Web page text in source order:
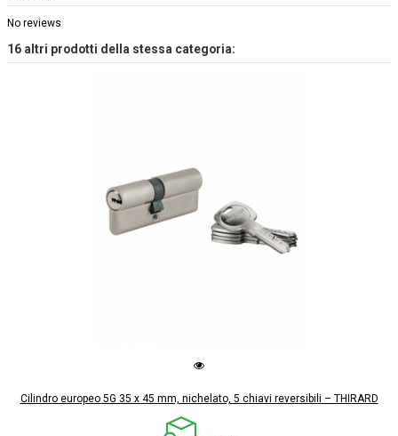
No reviews
16 altri prodotti della stessa categoria:
Cilindro europeo 5G 35 x 45 mm, nichelato, 5 chiavi reversibili – THIRARD